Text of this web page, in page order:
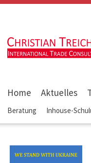
Home Aktuelles
Beratung Inhouse-